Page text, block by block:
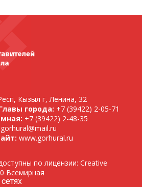
Кызыл г, Ленина, 32
города: +7 (39422) 2-05-71
+7 (39422) 2-48-35
gorhural@mail.ru
www.gorhural.ru
по лицензии: Creative
Всемирная